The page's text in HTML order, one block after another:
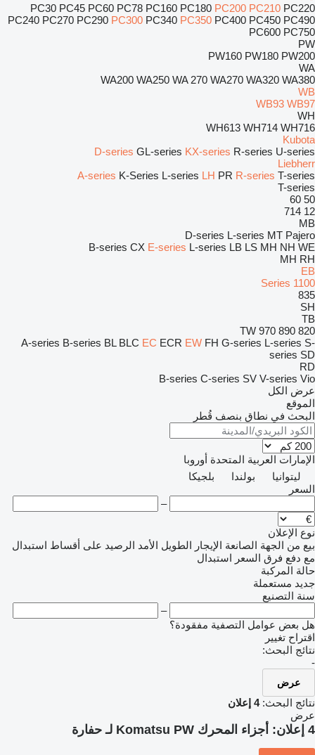
PC30 PC45 PC60 PC78 PC160 PC180 PC200 PC210 PC220
PC240 PC270 PC290 PC300 PC340 PC350 PC400 PC450 PC490
PC600 PC750
PW
PW160 PW180 PW200
WA
WA200 WA250 WA 270 WA270 WA320 WA380
WB
WB93 WB97
WH
WH613 WH714 WH716
Kubota
D-series GL-series KX-series R-series U-series
Liebherr
A-series K-Series L-series LH PR R-series T-series
T-series
50
60
12
714
MB
D-series L-series MT Pajero
B-series CX E-series L-series LB LS MH NH WE
MH RH
EB
1100 Series
835
SH
TB
820
890
970
TW
A-series B-series BL BLC EC ECR EW FH G-series L-series S-
series SD
RD
B-series C-series SV V-series Vio
عرض الكل
الموقع
البحث في نطاق بنصف قُطر
الإمارات العربية المتحدة أوروبا
ليتوانيا
بولندا
بلجيكا
السعر
–
نوع الإعلان
بيع من الجهة الصانعة الإيجار الطويل الأمد الرصيد على أقساط استبدال
مع دفع فرق السعر استبدال
حالة المركبة
جديد مستعملة
سنة التصنيع
–
هل بعض عوامل التصفية مفقودة؟
اقتراح تغيير
نتائج البحث:
-
عرض
نتائج البحث:4 إعلان
عرض
4 إعلان: أجزاء المحرك Komatsu PW لـ حفارة